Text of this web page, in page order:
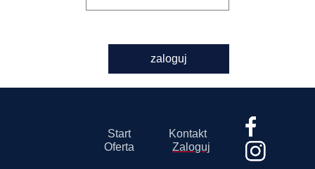
zaloguj
Start
Kontakt
Oferta
Zaloguj